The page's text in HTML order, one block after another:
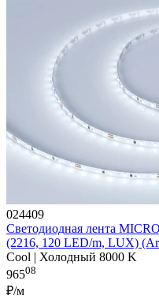
024409
Светодиодная лента
(2216, 120 LED/m, LUX)
Cool | Холодный 8000 K
96508
₽/м